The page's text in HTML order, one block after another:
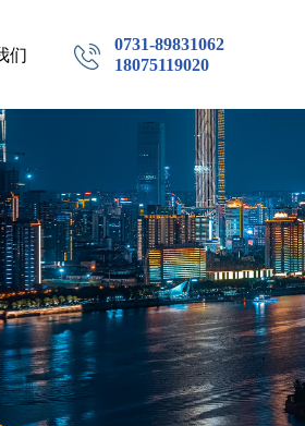
0731-89831062
18075119020
们